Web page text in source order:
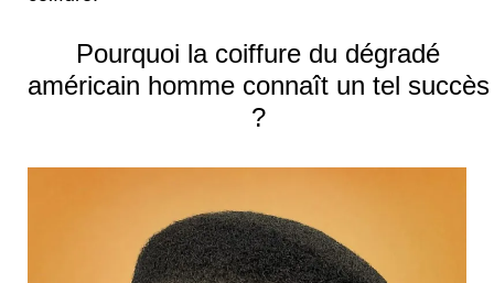
Pourquoi la coiffure du dégradé
américain homme connaît un tel succès
?